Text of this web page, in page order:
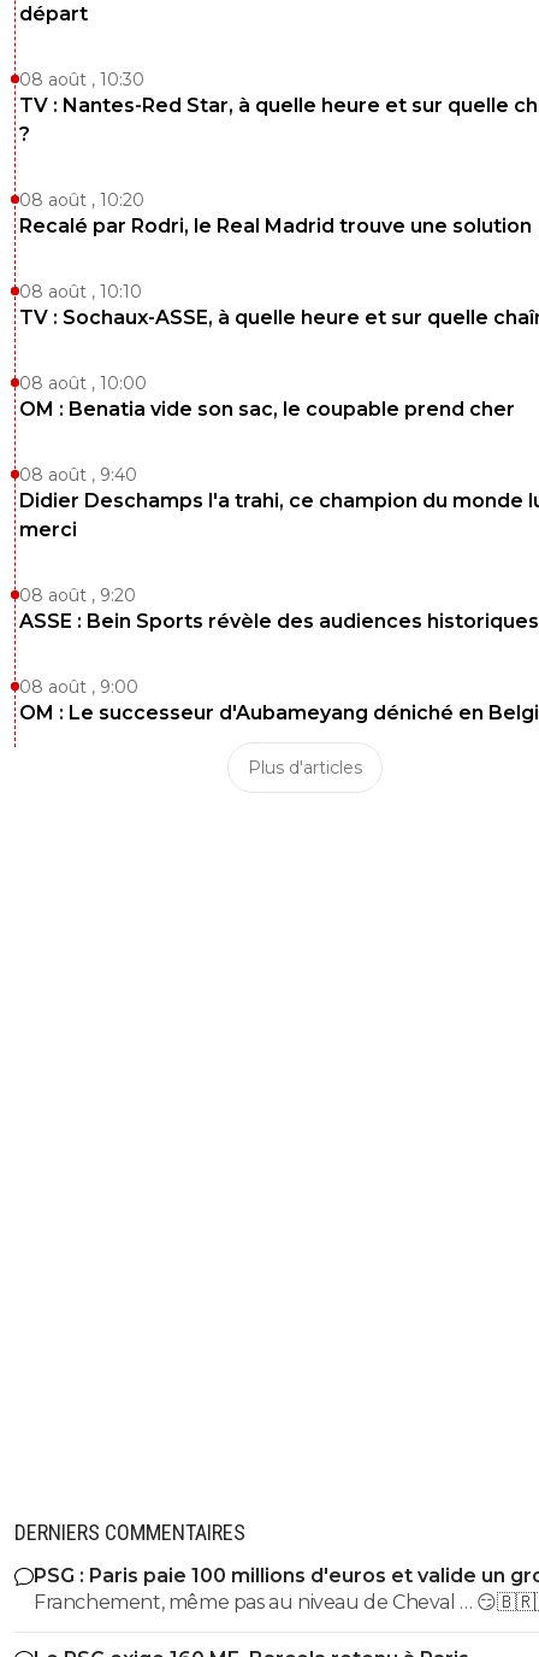
départ
08 août , 10:30
TV : Nantes-Red Star, à quelle heure et sur quelle
?
08 août , 10:20
Recalé par Rodri, le Real Madrid trouve une solution
08 août , 10:10
TV : Sochaux-ASSE, à quelle heure et sur quelle
08 août , 10:00
OM : Benatia vide son sac, le coupable prend cher
08 août , 9:40
Didier Deschamps l'a trahi, ce champion du monde
merci
08 août , 9:20
ASSE : Bein Sports révèle des audiences historiques
08 août , 9:00
OM : Le successeur d'Aubameyang déniché en
Plus d'articles
DERNIERS COMMENTAIRES
PSG : Paris paie 100 millions d'euros et valide un
départ
Franchement, même pas au niveau de Cheval …
🇫🇷🇺🇦